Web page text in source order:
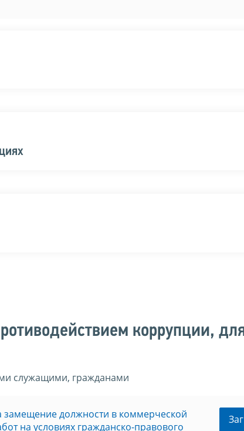
коррупции,
служащими, гражданами
должности в коммерческой
на условиях гражданско-правового